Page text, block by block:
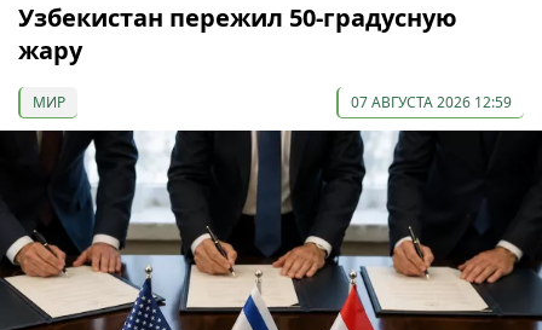
Узбекистан пережил 50-градусную
жару
МИР 07 АВГУСТА 2026 12:59